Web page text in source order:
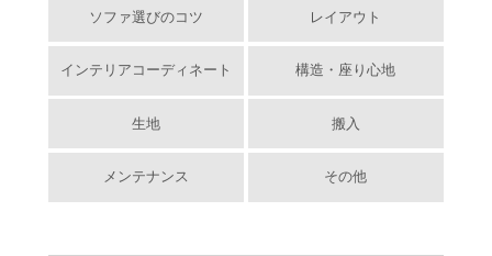
ソファ選びのコツ レイアウト
インテリアコーディネート 構造・座り心地
生地 搬入
メンテナンス その他